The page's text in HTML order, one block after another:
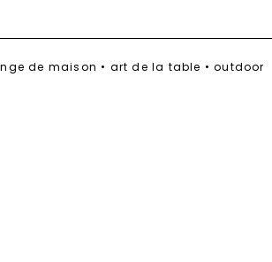
de maison • art de la table • outdoor